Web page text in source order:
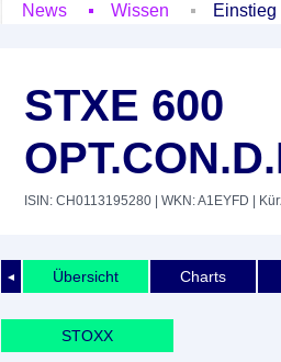
News
Wissen Einstieg
STXE 600
ISIN: CH0113195280 | WKN: A1EYFD |
◄ Übersicht Charts
STOXX